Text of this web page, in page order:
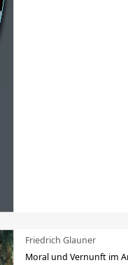
Friedrich Glauner
Moral und Vernunft im